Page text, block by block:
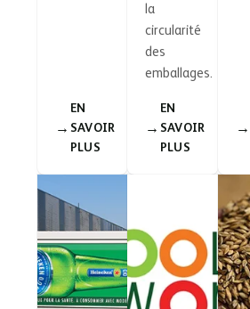
EN
SAVOIR
PLUS
la
circularité
des
emballages.
EN
SAVOIR
PLUS